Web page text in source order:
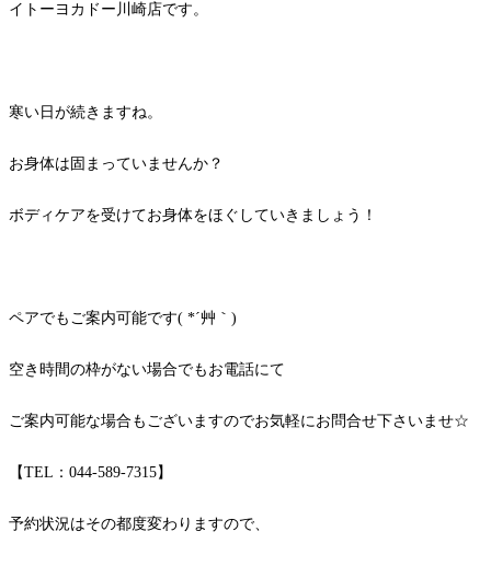
イトーヨカドー川崎店です。
寒い日が続きますね。
お身体は固まっていませんか？
ボディケアを受けてお身体をほぐしていきましょう！
ペアでもご案内可能です( *´艸｀)
空き時間の枠がない場合でもお電話にて
ご案内可能な場合もございますのでお気軽にお問合せ下さいませ☆
【TEL：044-589-7315】
予約状況はその都度変わりますので、